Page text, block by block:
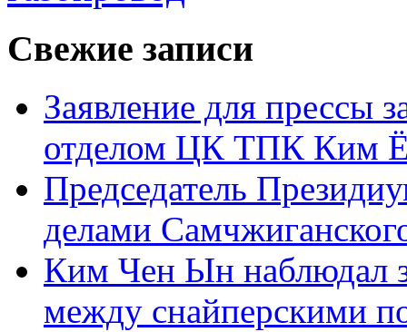
Свежие записи
Заявление для прессы
отделом ЦК ТПК Ким
Председатель
делами
Ким Чен Ын наблюдал
между снайперскими